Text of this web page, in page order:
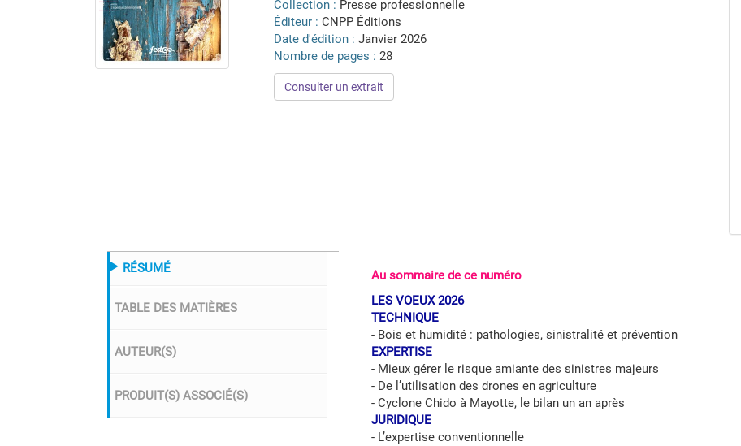
Collection : Presse professionnelle
Éditeur : CNPP Éditions
Date d'édition : Janvier 2026
Nombre de pages : 28
Consulter un extrait
RÉSUMÉ
TABLE DES MATIÈRES
AUTEUR(S)
PRODUIT(S) ASSOCIÉ(S)
Au sommaire de ce numéro
LES VOEUX 2026
TECHNIQUE
- Bois et humidité : pathologies, sinistralité et prévention
EXPERTISE
- Mieux gérer le risque amiante des sinistres majeurs
- De l’utilisation des drones en agriculture
- Cyclone Chido à Mayotte, le bilan un an après
JURIDIQUE
- L’expertise conventionnelle